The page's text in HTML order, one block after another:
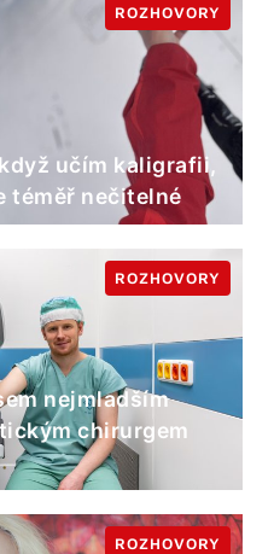
učím kaligrafii,
téměř nečitelné
ROZHOVORY
nejmladším
chirurgem
ROZHOVORY
ROZHOVORY